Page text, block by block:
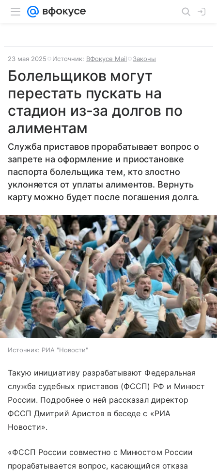
23 мая 2025 Источник: ВФокусе Mail Законы
Болельщиков могут
перестать пускать на
стадион из-за долгов по
алиментам
Служба приставов прорабатывает вопрос о
запрете на оформление и приостановке
паспорта болельщика тем, кто злостно
уклоняется от уплаты алиментов. Вернуть
карту можно будет после погашения долга.
Источник: РИА "Новости"
Такую инициативу разрабатывают Федеральная
служба судебных приставов (ФССП) РФ и Минюст
России. Подробнее о ней рассказал директор
ФССП Дмитрий Аристов в беседе с «РИА
Новости».
«ФССП России совместно с Минюстом России
прорабатывается вопрос, касающийся отказа